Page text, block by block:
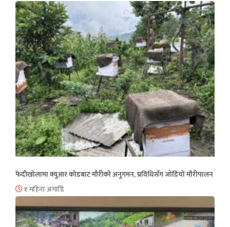
फेदीखोलामा क्युआर कोडबाट मौरीको अनुगमन, प्रविधिसँग जोडियो मौरीपालन
१ महिना अगाडि